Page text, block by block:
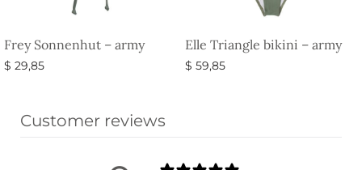
Frey Sonnenhut – army
$ 29,85
Elle Triangle bikini – army
$ 59,85
Customer reviews